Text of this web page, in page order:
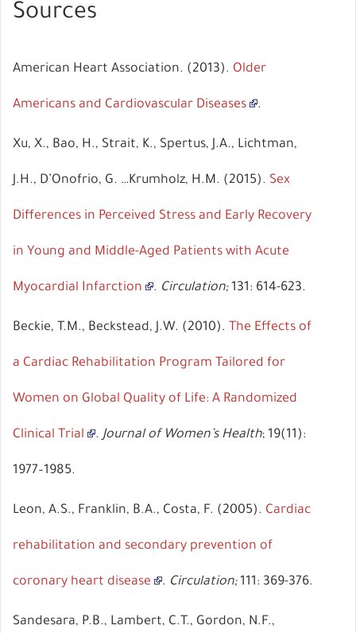
Sources
American Heart Association. (2013). Older
Americans and Cardiovascular Diseases .
Xu, X., Bao, H., Strait, K., Spertus, J.A., Lichtman,
J.H., D’Onofrio, G. …Krumholz, H.M. (2015). Sex
Differences in Perceived Stress and Early Recovery
in Young and Middle-Aged Patients with Acute
Myocardial Infarction . Circulation;131: 614-623.
Beckie, T.M., Beckstead, J.W. (2010). The Effects of
a Cardiac Rehabilitation Program Tailored for
Women on Global Quality of Life: A Randomized
Clinical Trial .Journal of Women’s Health; 19(11):
1977–1985.
Leon, A.S., Franklin, B.A., Costa, F. (2005). Cardiac
rehabilitation and secondary prevention of
coronary heart disease . Circulation;111: 369-376.
Sandesara, P.B., Lambert, C.T., Gordon, N.F.,